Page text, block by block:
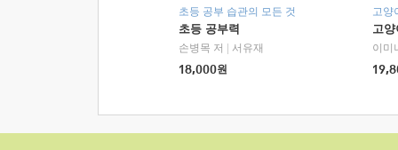
초등 공부 습관의 모든 것
초등 공부력
손병목 저
서유재
18,000원
고양
고
이미